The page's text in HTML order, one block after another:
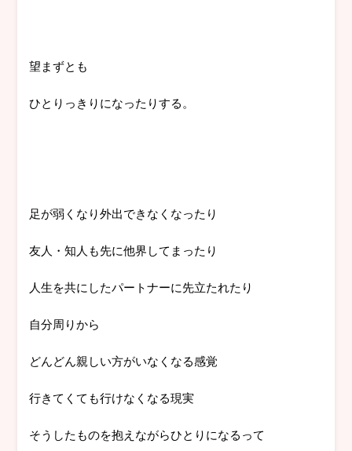
望まずとも
ひとりっきりになったりする。
足が弱くなり外出できなくなったり
友人・知人も先に他界してまったり
人生を共にしたパートナーに先立たれたり
自分周りから
どんどん親しい方がいなくなる感覚
行きてくても行けなくなる現実
そうしたものを抱えながらひとりになるって